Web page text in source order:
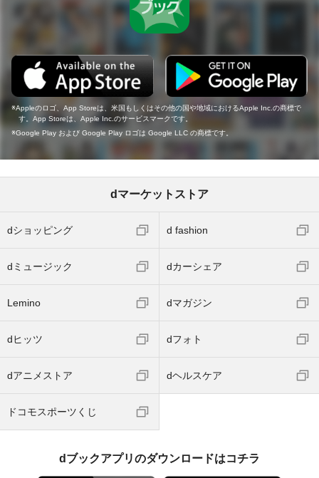
Appleのロゴ、App Storeは、米国もしくはその他の国や地域におけるApple Inc.の商標で
す。App Storeは、Apple Inc.のサービスマークです。
Google Play および Google Play ロゴは Google LLC の商標です。
dマーケットストア
dショッピング d fashion
dミュージック dカーシェア
Lemino dマガジン
dヒッツ dフォト
dアニメストア dヘルスケア
ドコモスポーツくじ
dブックアプリのダウンロードはコチラ